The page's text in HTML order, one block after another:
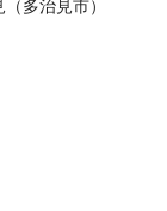
多治見市）